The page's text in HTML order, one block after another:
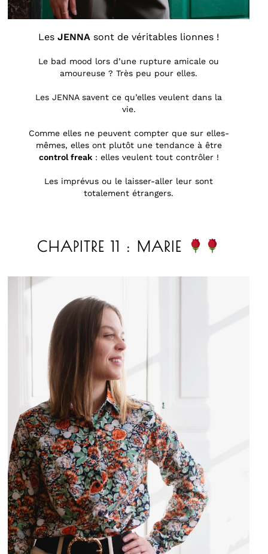
Les JENNA sont de véritables lionnes !
Le bad mood lors d’une rupture amicale ou
amoureuse ? Très peu pour elles.
Les JENNA savent ce qu’elles veulent dans la
vie.
Comme elles ne peuvent compter que sur elles-
mêmes, elles ont plutôt une tendance à être
control freak: elles veulent tout contrôler !
Les imprévus ou le laisser-aller leur sont
totalement étrangers.
CHAPITRE 11 : MARIE